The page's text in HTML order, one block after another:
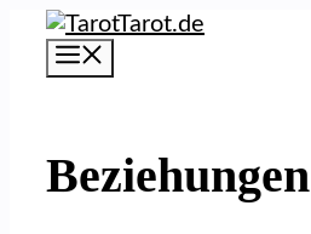
Zum
Inhalt
springen
Beziehungen